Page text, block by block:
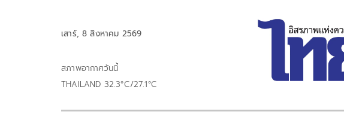
เสาร์, 8 สิงหาคม 2569
สภาพอากาศวันนี้
THAILAND 32.3°C/27.1°C